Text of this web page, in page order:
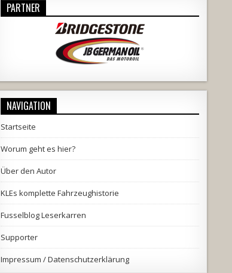
PARTNER
NAVIGATION
Startseite
Worum geht es hier?
Über den Autor
KLEs komplette Fahrzeughistorie
Fusselblog Leserkarren
Supporter
Impressum / Datenschutzerklärung